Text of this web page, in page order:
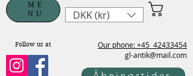
Our phone: +45 42433454
gl-antik@mail.com
ME
NU
Follow us at
DKK (kr)